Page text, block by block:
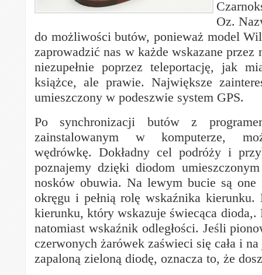
Oz.
do możliwości butów, ponieważ model
zaprowadzić nas w każde wskazane przez
niezupełnie poprzez teleportację, jak
książce, ale prawie. Największe
umieszczony w podeszwie system GPS.
Po synchronizacji butów z
zainstalowanym w komputerze,
wędrówkę. Dokładny cel podróży i
poznajemy dzięki diodom
nosków obuwia. Na lewym bucie są one
okręgu i pełnią rolę wskaźnika
kierunku, który wskazuje świecąca dioda,.
natomiast wskaźnik odległości. Jeśli
czerwonych żarówek zaświeci się cała i
zapaloną zieloną diodę, oznacza to, że